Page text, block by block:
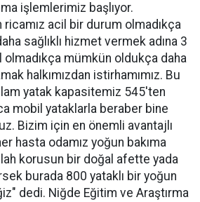
işlemlerimiz başlıyor.
ricamız acil bir durum olmadıkça
sağlıklı hizmet vermek adına 3
mümkün oldukça daha
halkımızdan istirhamımız. Bu
yatak kapasitemiz 545'ten
mobil yataklarla beraber bine
Bizim için en önemli avantajlı
hasta odamız yoğun bakıma
korusun bir doğal afette yada
burada 800 yataklı bir yoğun
dedi. Niğde Eğitim ve Araştırma